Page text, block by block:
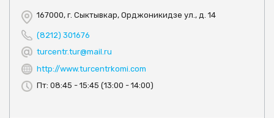
167000, г. Сыктывкар, Орджоникидзе ул., д. 14
(8212) 301676
turcentr.tur@mail.ru
http://www.turcentrkomi.com
Пт: 08:45 - 15:45 (13:00 - 14:00)